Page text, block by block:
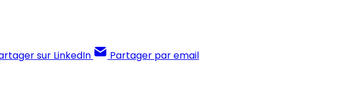
sur LinkedIn Partager par email